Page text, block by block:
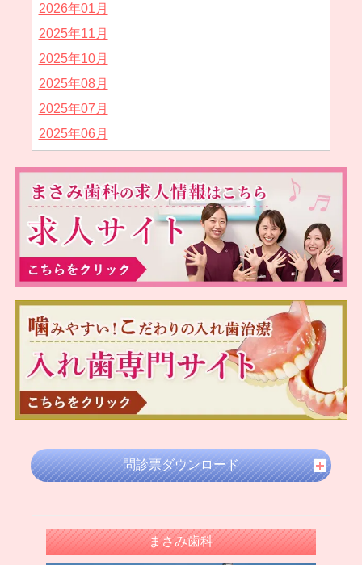
2026年01月
2025年11月
2025年10月
2025年08月
2025年07月
2025年06月
2025年04月
2025年02月
2025年01月
2024年12月
2024年11月
2024年10月
2024年09月
2024年08月
2024年07月
2024年05月
2024年03月
2024年02月
2023年12月
2023年11月
問診票ダウンロード
まさみ歯科